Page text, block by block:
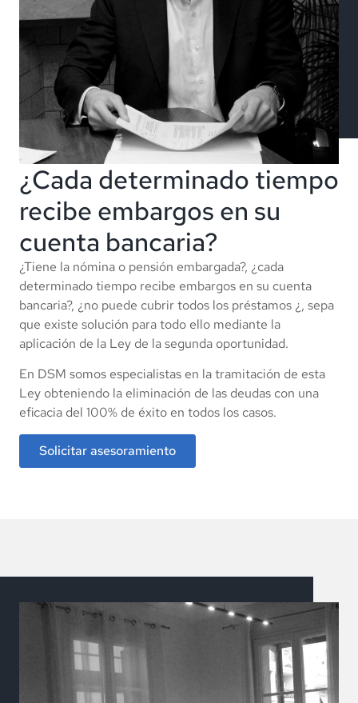
¿Cada determinado tiempo
recibe embargos en su
cuenta bancaria?
¿Tiene la nómina o pensión embargada?, ¿cada
determinado tiempo recibe embargos en su cuenta
bancaria?, ¿no puede cubrir todos los préstamos ¿, sepa
que existe solución para todo ello mediante la
aplicación de la Ley de la segunda oportunidad.
En DSM somos especialistas en la tramitación de esta
Ley obteniendo la eliminación de las deudas con una
eficacia del 100% de éxito en todos los casos.
Solicitar asesoramiento